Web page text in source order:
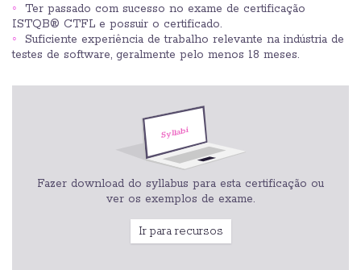
Ter passado com sucesso no exame de certificação
ISTQB® CTFL e possuir o certificado.
Suficiente experiência de trabalho relevante na indústria de
testes de software, geralmente pelo menos 18 meses.
Fazer download do syllabus para esta certificação ou
ver os exemplos de exame.
Ir para recursos